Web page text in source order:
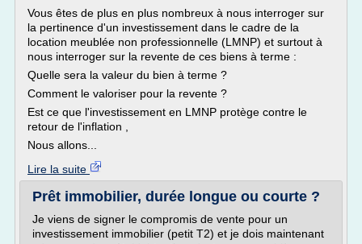
Vous êtes de plus en plus nombreux à nous interroger sur
la pertinence d'un investissement dans le cadre de la
location meublée non professionnelle (LMNP) et surtout à
nous interroger sur la revente de ces biens à terme :
Quelle sera la valeur du bien à terme ?
Comment le valoriser pour la revente ?
Est ce que l'investissement en LMNP protège contre le
retour de l'inflation ,
Nous allons...
Lire la suite
Prêt immobilier, durée longue ou courte ?
Je viens de signer le compromis de vente pour un
investissement immobilier (petit T2) et je dois maintenant